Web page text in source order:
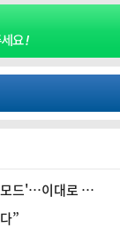
모드'…이대로 무
”